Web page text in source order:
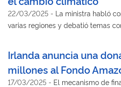
22/03/2025 - La ministra habló
varias regiones y debatió temas
Irlanda anuncia una
millones al Fondo
17/03/2025 - El mecanismo de